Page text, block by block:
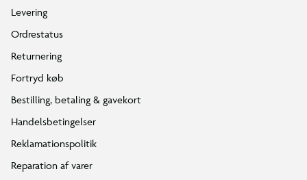
Levering
Ordrestatus
Returnering
Fortryd køb
Bestilling, betaling & gavekort
Handelsbetingelser
Reklamationspolitik
Reparation af varer